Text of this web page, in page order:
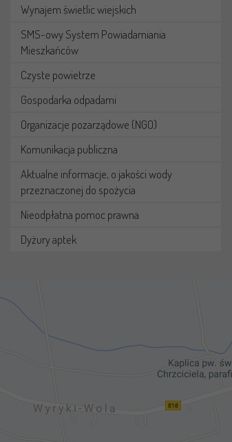
Wynajem świetlic wiejskich
SMS-owy System Powiadamiania
Mieszkańców
Czyste powietrze
Gospodarka odpadami
Organizacje pozarządowe (NGO)
Komunikacja publiczna
Aktualne informacje, o jakości wody
przeznaczonej do spożycia
Nieodpłatna pomoc prawna
Dyżury aptek